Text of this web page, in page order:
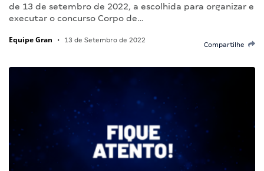
de 13 de setembro de 2022, a escolhida para organizar e
executar o concurso Corpo de…
Equipe Gran • 13 de Setembro de 2022
Compartilhe